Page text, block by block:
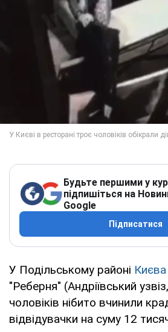
Будьте першими у
підпишіться на
Google
Підписатися
У Подільському районі Києва
"Реберня" (Андріївський
чоловіків нібито вчинили
відвідувачки на суму 12